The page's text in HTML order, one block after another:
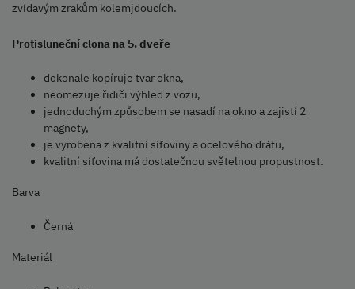
zvídavým zrakům kolemjdoucích.
Protisluneční clona na 5. dveře
dokonale kopíruje tvar okna,
neomezuje řidiči výhled z vozu,
jednoduchým způsobem se nasadí na okno a zajistí 2
magnety,
je vyrobena z kvalitní síťoviny a ocelového drátu,
kvalitní síťovina má dostatečnou světelnou propustnost.
Barva
Černá
Materiál